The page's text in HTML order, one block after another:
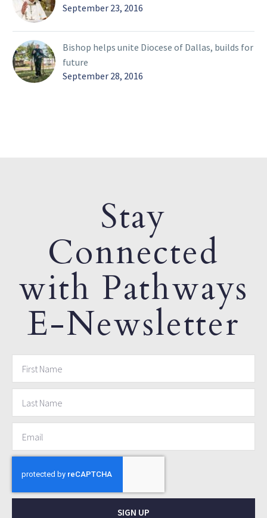
September 23, 2016
Bishop helps unite Diocese of Dallas, builds for
future
September 28, 2016
Stay
Connected
with Pathways
E-Newsletter
SIGN UP